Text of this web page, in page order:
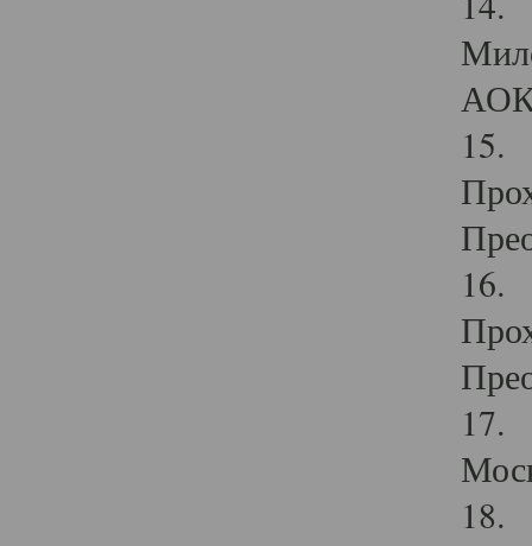
15.
16.
17.
18.